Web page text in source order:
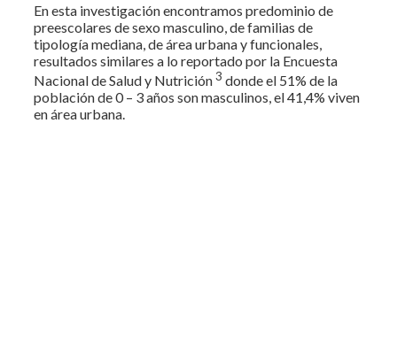
En esta investigación encontramos predominio de
preescolares de sexo masculino, de familias de
tipología mediana, de área urbana y funcionales,
resultados similares a lo reportado por la Encuesta
Nacional de Salud y Nutrición3 donde el 51% de la
población de 0 – 3 años son masculinos, el 41,4% viven
en área urbana.